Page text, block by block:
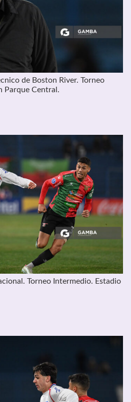
de Boston River. Torneo
Parque Central.
Torneo Intermedio. Estadio